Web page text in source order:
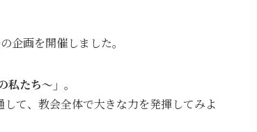
企画を開催しました。
たち～」 。
て、教会全体で大きな力を発揮してみよ